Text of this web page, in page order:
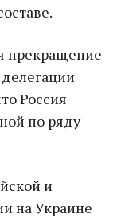
прекращение
Россия
по ряду
и
на Украине